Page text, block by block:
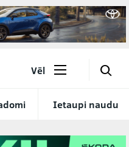
Ietaupi naudu
Vēl 🔎